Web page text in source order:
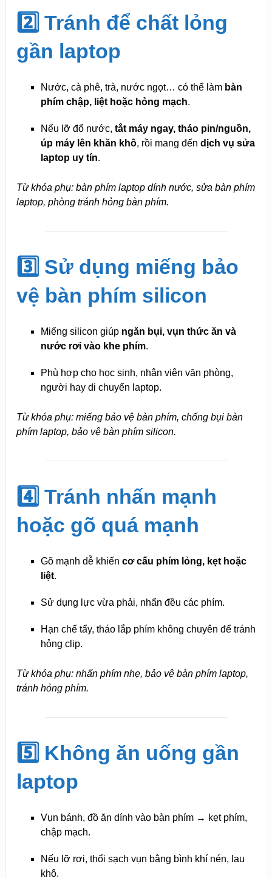
2️⃣ Tránh để chất lỏng
gần laptop
Nước, cà phê, trà, nước ngọt… có thể làm bàn
phím chập, liệt hoặc hỏng mạch.
Nếu lỡ đổ nước, tắt máy ngay, tháo pin/nguồn,
úp máy lên khăn khô, rồi mang đến dịch vụ sửa
laptop uy tín.
Từ khóa phụ: bàn phím laptop dính nước, sửa bàn phím
laptop, phòng tránh hỏng bàn phím.
3️⃣ Sử dụng miếng bảo
vệ bàn phím silicon
Miếng silicon giúp ngăn bụi, vụn thức ăn và
nước rơi vào khe phím.
Phù hợp cho học sinh, nhân viên văn phòng,
người hay di chuyển laptop.
Từ khóa phụ: miếng bảo vệ bàn phím, chống bụi bàn
phím laptop, bảo vệ bàn phím silicon.
4️⃣ Tránh nhấn mạnh
hoặc gõ quá mạnh
Gõ mạnh dễ khiến cơ cấu phím lỏng, kẹt hoặc
liệt.
Sử dụng lực vừa phải, nhấn đều các phím.
Hạn chế tẩy, tháo lắp phím không chuyên để tránh
hỏng clip.
Từ khóa phụ: nhấn phím nhẹ, bảo vệ bàn phím laptop,
tránh hỏng phím.
5️⃣ Không ăn uống gần
laptop
Vụn bánh, đồ ăn dính vào bàn phím → kẹt phím,
chập mạch.
Nếu lỡ rơi, thổi sạch vụn bằng bình khí nén, lau
khô.